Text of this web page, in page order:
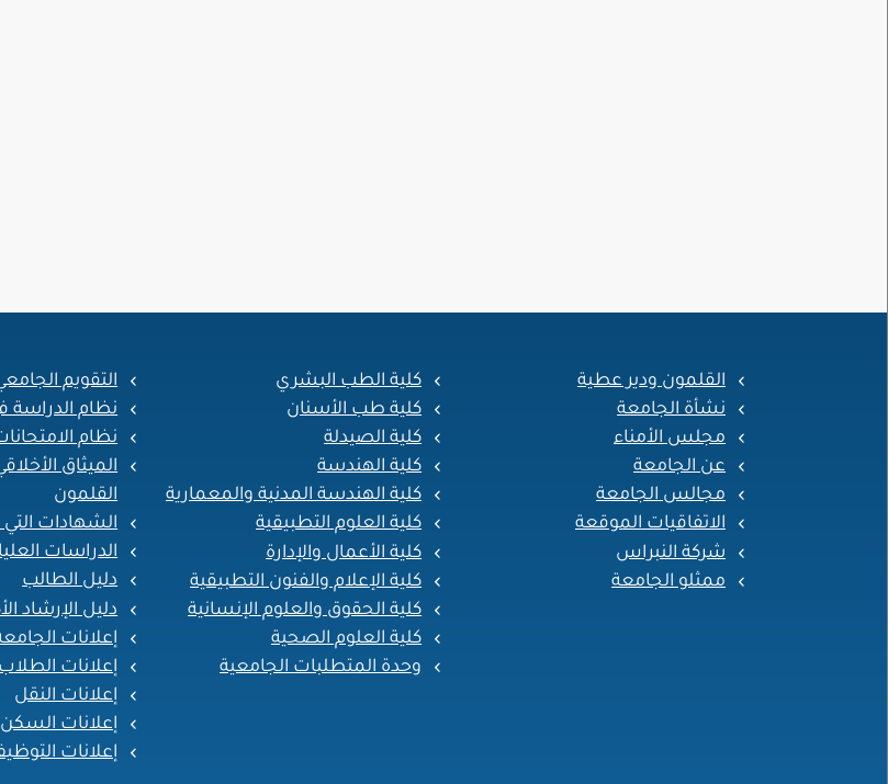
القلمون ودير عطية
نشأة الجامعة
مجلس الأمناء
عن الجامعة
مجالس الجامعة
الاتفاقيات الموقعة
شركة النبراس
ممثلو الجامعة
كلية الطب البشري
كلية طب الأسنان
كلية الصيدلة
كلية الهندسة
كلية الهندسة المدنية والمعمارية
كلية العلوم التطبيقية
كلية الأعمال والإدارة
كلية الإعلام والفنون التطبيقية
كلية الحقوق والعلوم الإنسانية
كلية العلوم الصحية
وحدة المتطلبات الجامعية
التقويم الجامعي 2025-
نظام الدراسة
نظام
الميثاق
القلمون
الشهادات
الدراسات
دليل الطالب
دليل الإرشاد
إعلانات
إعلانات
إعلانات النقل
إعلانات
إعلانات